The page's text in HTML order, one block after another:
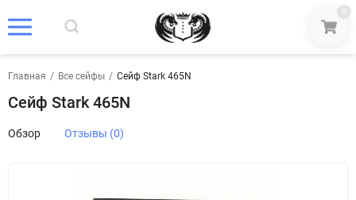
0
Главная / Все сейфы / Сейф Stark 465N
Сейф Stark 465N
Обзор Отзывы (0)